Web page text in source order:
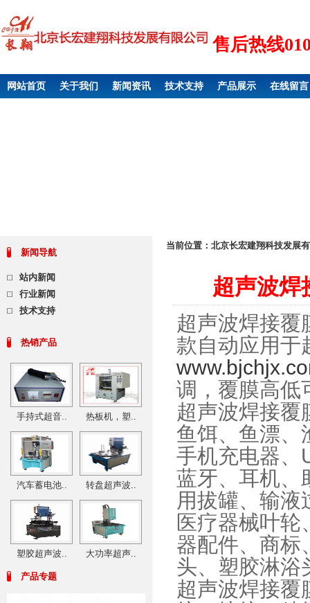
售后热线
网站首页 关于我们 新闻资讯 技术支持 产品展示 在线留言
新闻导航
站内新闻
行业新闻
技术支持
热销产品
手持式超音.. 热板机，塑..
汽车蓄电池.. 转盘超声波..
塑胶超声波.. 大功率超声..
产品专题
当前位置： 北京长宏建翔科技发展
超声波焊
超声波焊接覆
款自动应用于
调，覆膜高低
超声波焊接覆
鱼饵、鱼漂、
手机充电器、
蓝牙、耳机、
用拔罐、输液
医疗器械叶
器配件、商标
头、塑胶淋浴
超声波焊接覆